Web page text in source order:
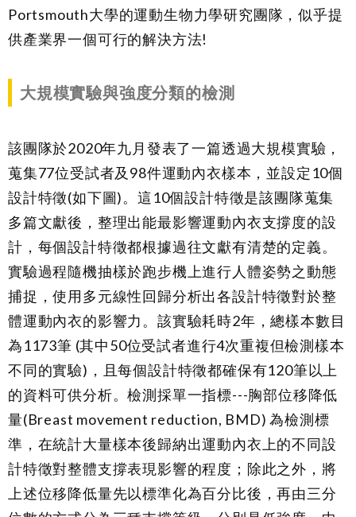
Portsmouth大學的運動生物力學研究團隊，似乎提
供產業界一個可行的解決方法!
大規模實驗與強度分類的檢測
該團隊於2020年九月發表了一篇透過大規模實驗，
蒐集77位受試者及98件運動內衣樣本，並設定10個
設計特徵(如下圖)。這10個設計特徵是該團隊蒐集
多篇文獻後，整理出能最影響運動內衣支撐度的設
計，每個設計特徵都根據過往文獻有清楚的定義。
實驗過程隨機抽樣於跑步機上進行人體姿勢之動態
捕捉，使用多元線性回歸分析出各設計特徵對於整
體運動內衣的影響力。該實驗耗時2年，總樣本數目
為1173筆 (其中50位受試者進行4次重複但檢測樣本
不同的實驗)，且每個設計特徵都確保有120筆以上
的資料可供分析。檢測採單一指標---胸部位移降低
量(Breast movement reduction, BMD) 為檢測標
準，在統計大量樣本後歸納出運動內衣上的不同設
計特徵對整體支撐表現影響的程度；除此之外，將
上述位移降低量先以標準化為百分比後，再由三分